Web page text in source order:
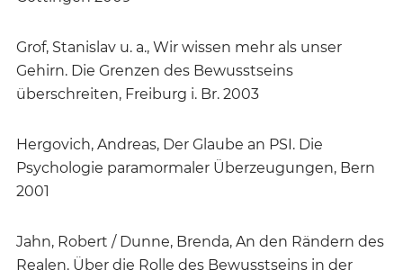
Grof, Stanislav u. a., Wir wissen mehr als unser
Gehirn. Die Grenzen des Bewusstseins
überschreiten, Freiburg i. Br. 2003
Hergovich, Andreas, Der Glaube an PSI. Die
Psychologie paramormaler Überzeugungen, Bern
2001
Jahn, Robert / Dunne, Brenda, An den Rändern des
Realen. Über die Rolle des Bewusstseins in der